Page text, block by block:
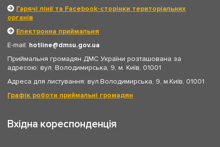
Гарячі лінії та Facebook-сторінки територіальних
органів
Електронна приймальня
E-mail: hotline
dmsu.gov.ua
Приймальня громадян ДМС України розташована за
адресою: вул. Володимирська, 9, м. Київ, 01001
Адреса для листування: вул.Володимирська, 9, м.Київ, 01001
Графік роботи приймальні громадян
Вхідна кореспонденція